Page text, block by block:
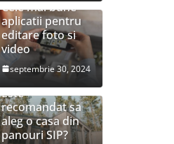
Cele mai bune
aplicatii pentru
editare foto si
video
septembrie 30, 2024
Este
recomandat sa
aleg o casa din
panouri SIP?